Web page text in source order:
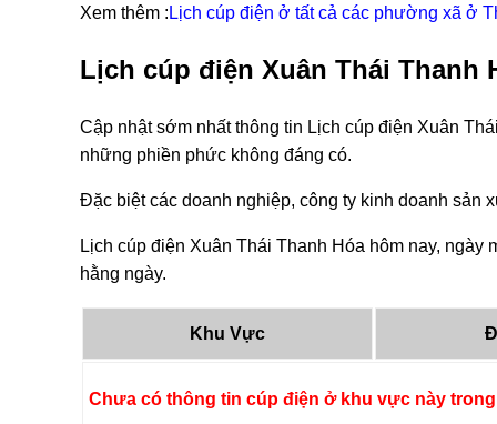
Xem thêm : Lịch cúp điện ở tất cả các phường xã ở
Lịch cúp điện Xuân Thái Thanh
Cập nhật sớm nhất thông tin Lịch cúp điện Xuân
những phiền phức không đáng có.
Đặc biệt các doanh nghiệp, công ty kinh doanh sản
Lịch cúp điện Xuân Thái Thanh Hóa hôm nay,
hằng ngày.
Khu Vực
Chưa có thông tin cúp điện ở khu vực này